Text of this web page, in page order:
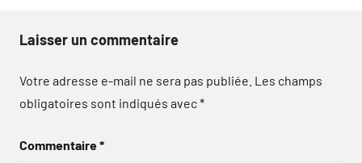
Laisser un commentaire
Votre adresse e-mail ne sera pas publiée. Les champs
obligatoires sont indiqués avec*
Commentaire*